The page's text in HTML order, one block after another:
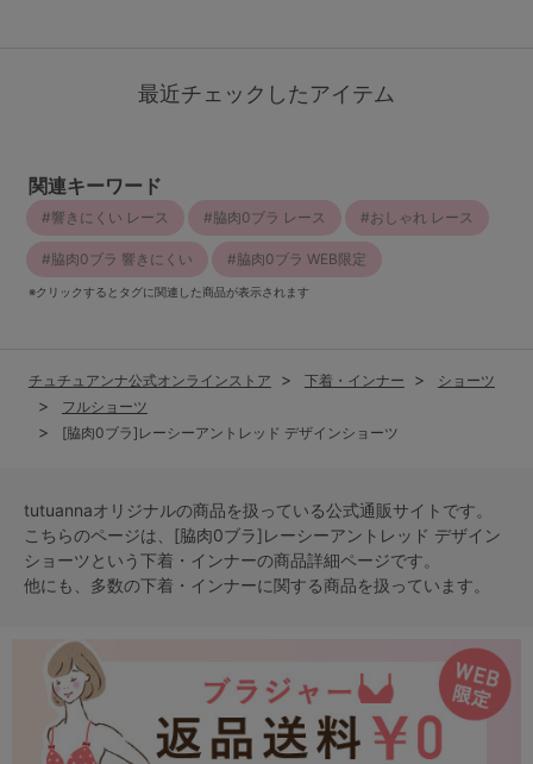
最近チェックしたアイテム
関連キーワード
響きにくい レース 脇肉0ブラ レース おしゃれ レース
脇肉0ブラ 響きにくい 脇肉0ブラ WEB限定
※クリックするとタグに関連した商品が表示されます
チュチュアンナ公式オンラインストア 下着・インナー
ショーツ
フルショーツ
[脇肉0ブラ]レーシーアントレッド デザインショーツ
tutuannaオリジナルの商品を扱っている公式通販サイトです。
こちらのページは、[脇肉0ブラ]レーシーアントレッド デザイン
ショーツという下着・インナーの商品詳細ページです。
他にも、多数の下着・インナーに関する商品を扱っています。